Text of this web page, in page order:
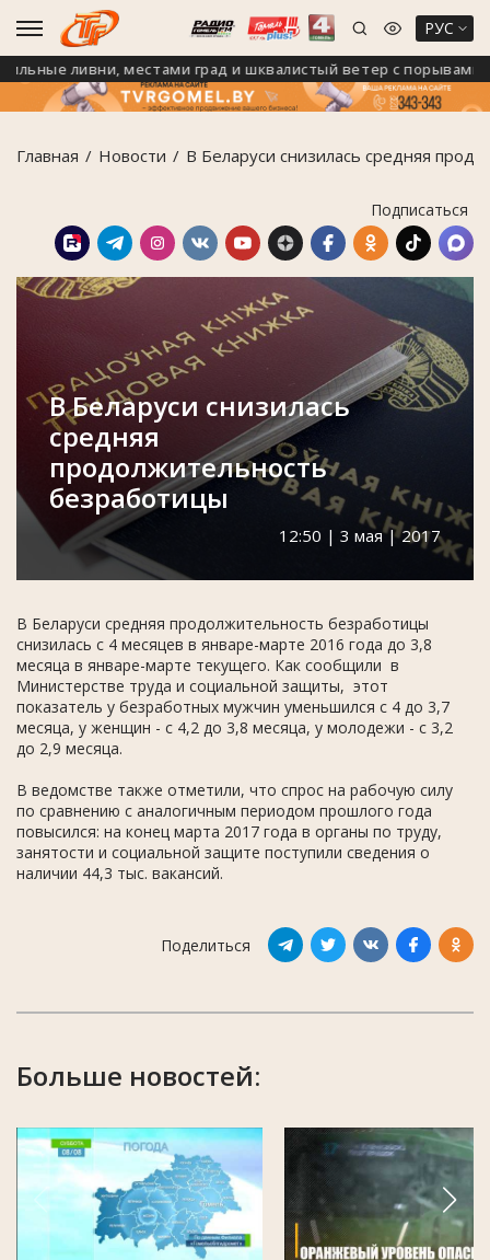
РУС
ливни, местами град и шквалистый ветер с порывами до
Главная Новости В Беларуси снизилась средняя
Подписаться
В Беларуси снизилась
средняя
продолжительность
безработицы
12:50 | 3 мая | 2017
В Беларуси средняя продолжительность безработицы
снизилась с 4 месяцев в январе-марте 2016 года до 3,8
месяца в январе-марте текущего. Как сообщили в
Министерстве труда и социальной защиты, этот
показатель у безработных мужчин уменьшился с 4 до 3,7
месяца, у женщин - с 4,2 до 3,8 месяца, у молодежи - с 3,2
до 2,9 месяца.
В ведомстве также отметили, что спрос на рабочую силу
по сравнению с аналогичным периодом прошлого года
повысился: на конец марта 2017 года в органы по труду,
занятости и социальной защите поступили сведения о
наличии 44,3 тыс. вакансий.
Поделиться
Больше новостей: